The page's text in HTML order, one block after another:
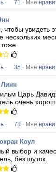
· 71 · Мне
чтобы увидеть
нескольких
· 35 · Мне
Царь
очень
· 78 · Мне
Коул
выбор и
без шуток.